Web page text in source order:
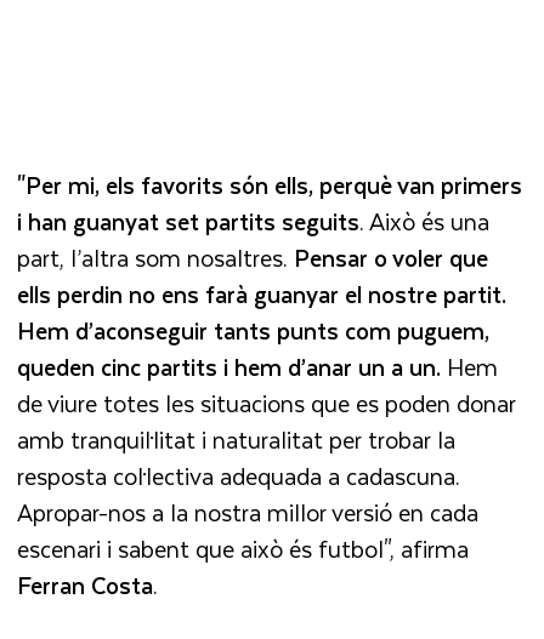
"Per mi, els favorits són ells, perquè van primers
i han guanyat set partits seguits. Això és una
part, l’altra som nosaltres. Pensar o voler que
ells perdin no ens farà guanyar el nostre partit.
Hem d’aconseguir tants punts com puguem,
queden cinc partits i hem d’anar un a un. Hem
de viure totes les situacions que es poden donar
amb tranquil·litat i naturalitat per trobar la
resposta col·lectiva adequada a cadascuna.
Apropar-nos a la nostra millor versió en cada
escenari i sabent que això és futbol", afirma
Ferran Costa.